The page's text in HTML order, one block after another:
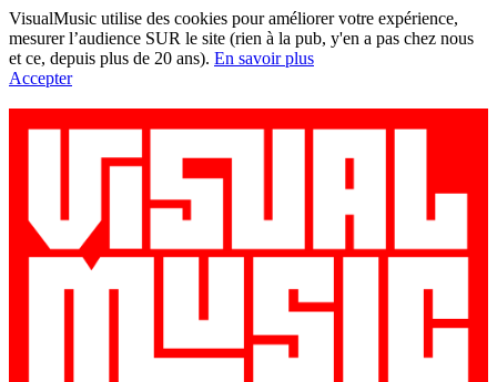
VisualMusic utilise des cookies pour améliorer votre expérience,
mesurer l’audience SUR le site (rien à la pub, y'en a pas chez nous
et ce, depuis plus de 20 ans). En savoir plus
Accepter